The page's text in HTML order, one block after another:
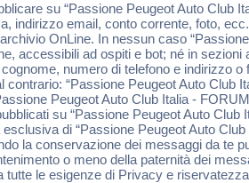
su “Passione Peugeot Auto Club
indirizzo email, conto corrente, foto,
OnLine. In nessun caso
accessibili ad ospiti e bot; né in
numero di telefono e indirizzo
“Passione Peugeot Auto Club
Peugeot Auto Club Italia -
su “Passione Peugeot Auto Club
di “Passione Peugeot Auto
la conservazione dei messaggi da te
o meno della paternità dei
le esigenze di Privacy e